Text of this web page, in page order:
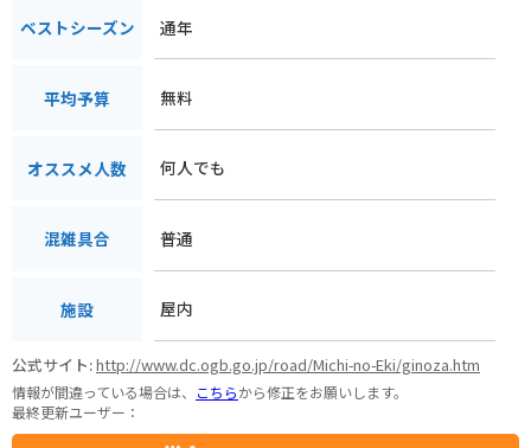
ベストシーズン 通年
平均予算 無料
オススメ人数 何人でも
混雑具合 普通
施設 屋内
公式サイト:http://www.dc.ogb.go.jp/road/Michi-no-Eki/ginoza.htm
情報が間違っている場合は、 こちらから修正をお願いします。
最終更新ユーザー：